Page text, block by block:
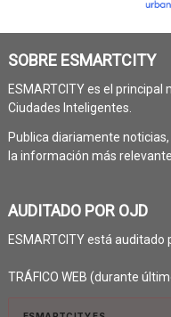
SOBRE ESMARTCITY
ESMARTCITY es el
Ciudades Inteligentes.
Publica diariamente
la información más
AUDITADO POR OJD
ESMARTCITY está auditado
TRÁFICO WEB (durante